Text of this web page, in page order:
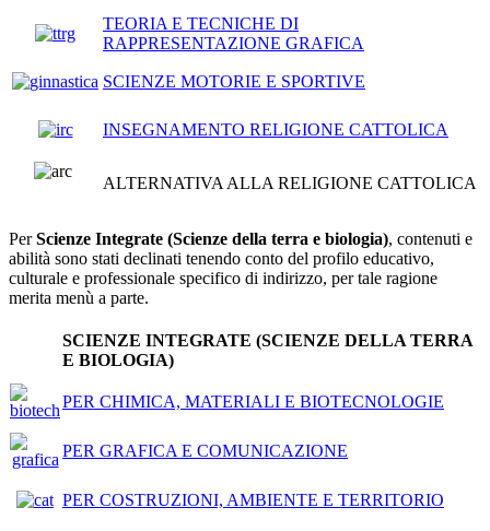
TEORIA E TECNICHE DI
RAPPRESENTAZIONE GRAFICA
SCIENZE MOTORIE E SPORTIVE
INSEGNAMENTO RELIGIONE CATTOLICA
ALTERNATIVA ALLA RELIGIONE CATTOLICA
PerScienze Integrate (Scienze della terra e biologia), contenuti e
abilità sono stati declinati tenendo conto del profilo educativo,
culturale e professionale specifico di indirizzo, per tale ragione
merita menù a parte.
SCIENZE INTEGRATE (SCIENZE DELLA TERRA
E BIOLOGIA)
PER CHIMICA, MATERIALI E BIOTECNOLOGIE
PER GRAFICA E COMUNICAZIONE
PER COSTRUZIONI, AMBIENTE E TERRITORIO